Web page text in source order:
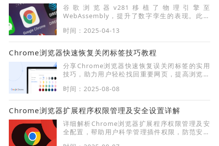
谷歌浏览器v281移植了物理引擎至
WebAssembly，提升了数字孪生的表现。此功
拟，提升了3D环境中的交互感受和逼真度。
时间：2025-04-13
Chrome浏览器快速恢复关闭标签技巧教程
分享Chrome浏览器快速恢复误关闭标签的实用
技巧，助力用户轻松找回重要网页，提高浏览连
时间：2025-08-08
Chrome浏览器扩展程序权限管理及安全设置详解
详细解析Chrome浏览器扩展程序权限管理及安
全配置，帮助用户科学管理插件权限，防范安全